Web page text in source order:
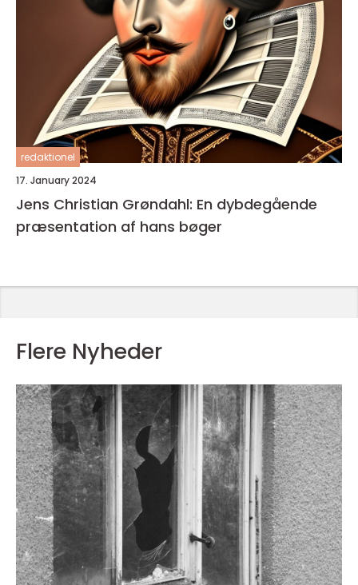
redaktionel
17. January 2024
Jens Christian Grøndahl: En dybdegående
præsentation af hans bøger
Flere Nyheder